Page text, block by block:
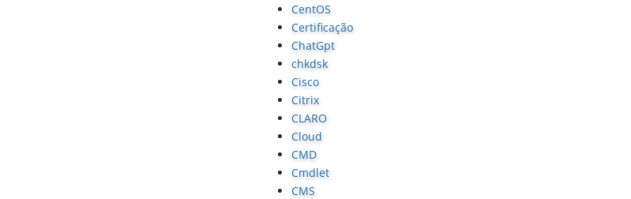
CentOS
Certificação
ChatGpt
chkdsk
Cisco
Citrix
CLARO
Cloud
CMD
Cmdlet
CMS